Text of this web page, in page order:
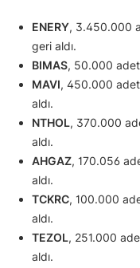
ENERY, 3.450.000
geri aldı.
BIMAS, 50.000 adet
MAVI, 450.000 adet
aldı.
NTHOL, 370.000
aldı.
AHGAZ, 170.056
aldı.
TCKRC, 100.000
aldı.
TEZOL, 251.000
aldı.